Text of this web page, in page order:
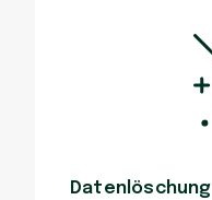
Datenlöschung